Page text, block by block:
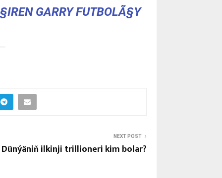
GARRY FUTBOLÃ§Y
NEXT POST
Dünýäniň ilkinji trillioneri kim bolar?